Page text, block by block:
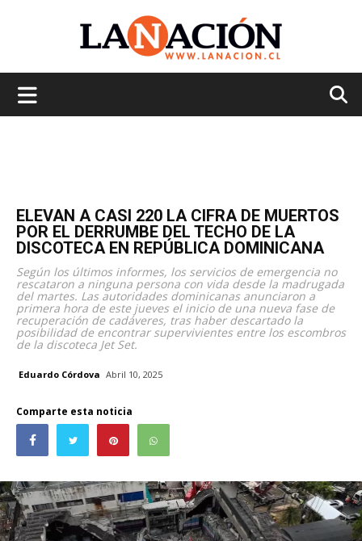
ELEVAN A CASI 220 LA CIFRA DE MUERTOS
POR EL DERRUMBE DEL TECHO DE LA
DISCOTECA EN REPÚBLICA DOMINICANA
Según los últimos informes, los servicios de emergencia no
rescataron a ninguna persona con vida desde la madrugada
del martes. Las autoridades dominicanas anunciaron a
primera hora de este jueves el inicio de una nueva fase de
recuperación de cadáveres, tras haber descartado la
posibilidad de encontrar supervivientes entre los escombros
de la discoteca Jet Set.
Eduardo Córdova Abril 10, 2025
Comparte esta noticia